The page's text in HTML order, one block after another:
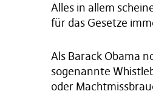
Alles in allem
für das Gesetze
Als Barack Obama
sogenannte
oder